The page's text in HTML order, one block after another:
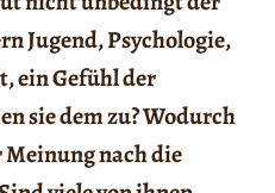
Jugend, Psychologie,
ein Gefühl der
sie dem zu? Wodurch
nach die